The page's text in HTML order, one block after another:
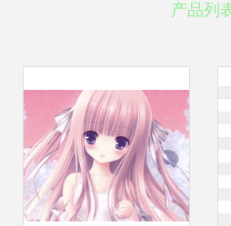
产品列